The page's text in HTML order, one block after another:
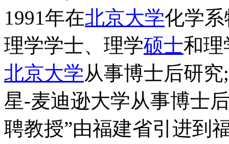
1991年在北京大学化学
理学学士、理学硕士和理
北京大学从事博士后研
星-麦迪逊大学从事博士
聘教授”由福建省引进到